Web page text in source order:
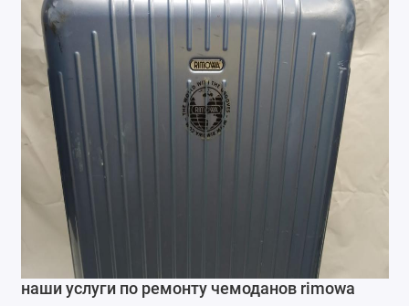
наши услуги по ремонту чемоданов rimowa